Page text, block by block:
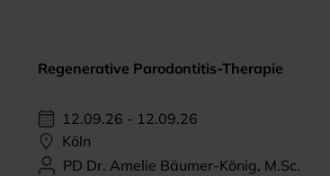
Regenerative Parodontitis-Therapie
12.09.26 - 12.09.26
Köln
PD Dr. Amelie Bäumer-König, M.Sc.